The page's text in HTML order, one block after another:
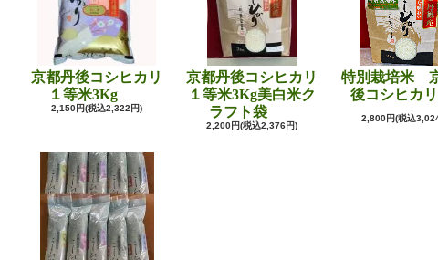
京都丹後コシヒカリ
１等米3Kg
2,150円(税込2,322円)
京都丹後コシヒカリ
１等米3Kg美白米ク
ラフト袋
2,200円(税込2,376円)
特別栽培米
後コシヒカ
2,800円(税込